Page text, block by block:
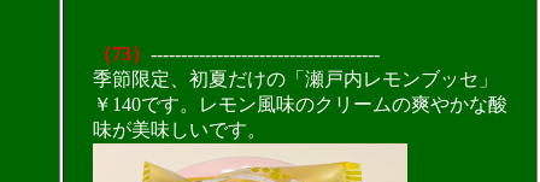
（73） --------------------------------------
季節限定、初夏だけの「瀬戸内レモンブッセ」
￥140です。レモン風味のクリームの爽やかな酸
味が美味しいです。